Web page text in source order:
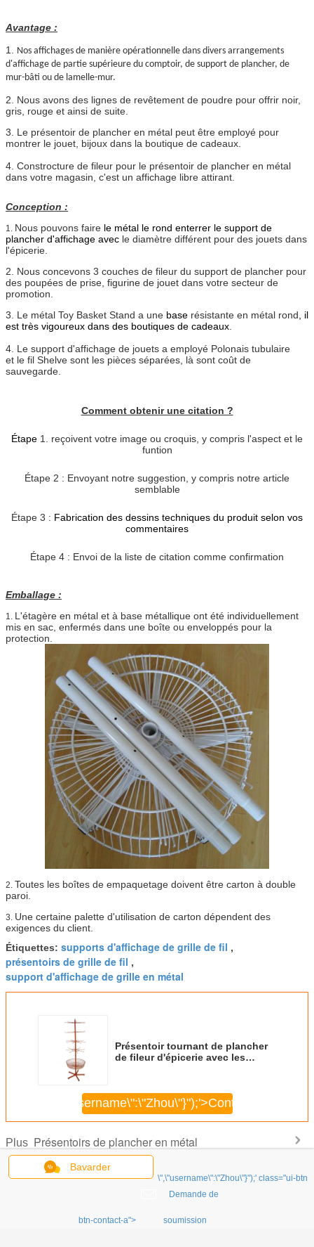
Avantage :
1.
Nos affichages de manière opérationnelle dans divers arrangements
d'affichage de partie supérieure du comptoir, de support de plancher, de
mur-bâti ou de lamelle-mur.
2. Nous avons des lignes de revêtement de poudre pour offrir noir,
gris, rouge et ainsi de suite.
3. Le présentoir de plancher en métal peut être employé pour
montrer le jouet, bijoux dans la boutique de cadeaux.
4. Constrocture de fileur pour le présentoir de plancher en métal
dans votre magasin, c'est un affichage libre attirant.
Conception :
1. Nous pouvons faire le métal le rond enterrer le support de
plancher d'affichage avec le diamètre différent pour des jouets dans
l'épicerie.
2. Nous concevons 3 couches de fileur du support de plancher pour
des poupées de prise, figurine de jouet dans votre secteur de
promotion.
3. Le métal Toy Basket Stand a une base résistante en métal rond , il
est très vigoureux dans des boutiques de cadeaux
4. Le support d'affichage de jouets a employé Polonais tubulaire
et le fil Shelve sont les pièces séparées, là sont coût de
sauvegarde.
Comment obtenir une citation ?
Étape 1. reçoivent votre image ou croquis, y compris l'aspect et le
funtion
Étape 2 : Envoyant notre suggestion, y compris notre article
semblable
Étape 3 : Fabrication des dessins techniques du produit selon vos
commentaires
Étape 4 : Envoi de la liste de citation comme confirmation
Emballage :
1. L'étagère en métal et à base métallique ont été individuellement
mis en sac, enfermés dans une boîte ou enveloppés pour la
protection.
2. Toutes les boîtes de empaquetage doivent être carton à double
paroi.
3. Une certaine palette d'utilisation de carton dépendent des
exigences du client.
Étiquettes: supports d'affichage de grille de fil ,
présentoirs de grille de fil ,
support d'affichage de grille en métal
Présentoir tournant de plancher
de fileur d'épicerie avec les
\",\"username\":\"Zhou\"}");'>Continuer
Plus Présentoirs de plancher en métal
Support
L'angle multi
Bavarder
\",\"username\":\"Zhou\"}");' class="ui-btn
btn-contact-a">
Demande de
soumission